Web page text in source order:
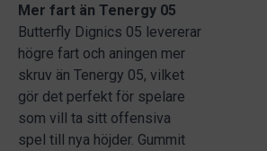
Mer fart än Tenergy 05
Butterfly Dignics 05 levererar
högre fart och aningen mer
skruv än Tenergy 05, vilket
gör det perfekt för spelare
som vill ta sitt offensiva
spel till nya höjder. Gummit